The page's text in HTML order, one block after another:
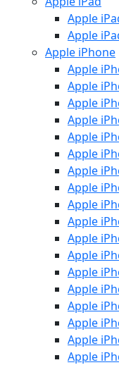
Apple
Apple
Apple iPhone
Apple
Apple
Apple
Apple
Apple
Apple
Apple
Apple
Apple
Apple
Apple
Apple
Apple
Apple
Apple
Apple
Apple
Apple